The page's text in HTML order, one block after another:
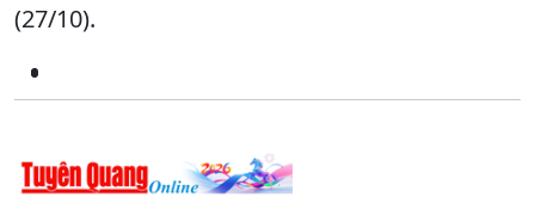
(27/10).